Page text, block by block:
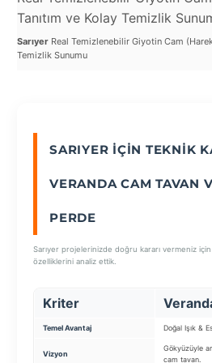
Tanıtım ve Kolay Temizlik
Sarıyer Real Temizlenebilir Giyotin Cam
Temizlik Sunumu
SARIYER İÇIN TEKNIK
VERANDA CAM TAVAN
PERDE
Sarıyer projelerinizde doğru kararı vermeniz
özelliklerini analiz ettik.
Kriter
Temel Avantaj Doğal Işık &
Vizyon
Gökyüzüyle
cam tavan.
SEÇ